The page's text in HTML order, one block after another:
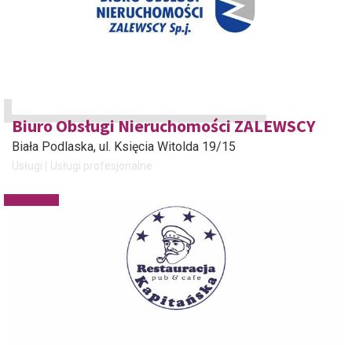
Biuro Obsługi Nieruchomości ZALEWSCY
Biała Podlaska, ul. Księcia Witolda 19/15
Usługi Usługi profesjonalne